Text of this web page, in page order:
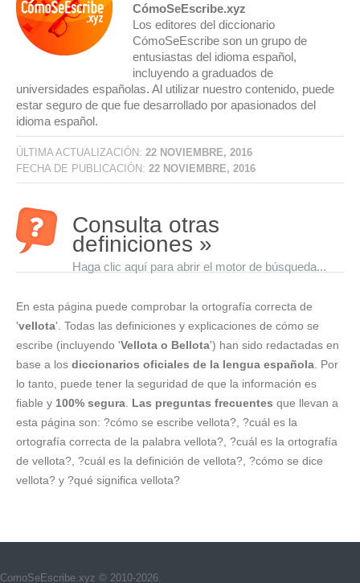
CómoSeEscribe.xyz
Los editores del diccionario
CómoSeEscribe son un grupo de
entusiastas del idioma español,
incluyendo a graduados de
universidades españolas. Al utilizar nuestro contenido, puede
estar seguro de que fue desarrollado por apasionados del
idioma español.
ÚLTIMA ACTUALIZACIÓN: 22 NOVIEMBRE, 2016
FECHA DE PUBLICACIÓN: 22 NOVIEMBRE, 2016
Consulta otras
definiciones »
Haga clic aquí para abrir el motor de búsqueda...
En esta página puede comprobar la ortografía correcta de
'vellota'. Todas las definiciones y explicaciones de cómo se
escribe (incluyendo 'Vellota o Bellota') han sido redactadas en
base a los diccionarios oficiales de la lengua española . Por
lo tanto, puede tener la seguridad de que la información es
fiable y 100% segura Las preguntas frecuentes que llevan a
esta página son: ?cómo se escribe vellota?, ?cuál es la
ortografía correcta de la palabra vellota?, ?cuál es la ortografía
de vellota?, ?cuál es la definición de vellota?, ?cómo se dice
vellota? y ?qué significa vellota?
ComoSeEscribe.xyz © 2010-2026.